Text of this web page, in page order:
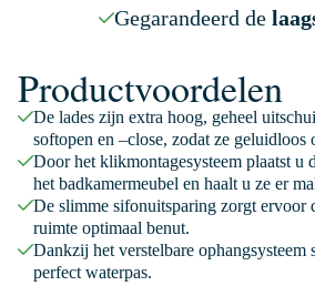
Gegarandeerd de
Productvoordelen
De lades zijn extra hoog, geheel
softopen en –close, zodat ze geluidloos
Door het klikmontagesysteem plaatst u
het badkamermeubel en haalt u ze er
De slimme sifonuitsparing zorgt ervoor
ruimte optimaal benut.
Dankzij het verstelbare ophangsysteem
perfect waterpas.